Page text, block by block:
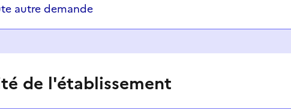
autre demande
de l'établissement